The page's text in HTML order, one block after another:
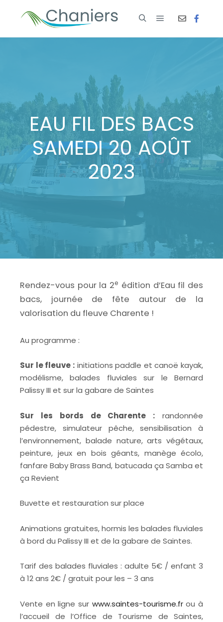
EAU FIL DES BACS
SAMEDI 20 AOÛT
2023
Rendez-vous pour la 2e édition d’Eau fil des
bacs, journée de fête autour de la
valorisation du fleuve Charente !
Au programme :
Sur le fleuve :initiations paddle et canoë kayak,
modélisme, balades fluviales sur le Bernard
Palissy III et sur la gabare de Saintes
Sur les bords de Charente : randonnée
pédestre, simulateur pêche, sensibilisation à
l’environnement, balade nature, arts végétaux,
peinture, jeux en bois géants, manège écolo,
fanfare Baby Brass Band, batucada ça Samba et
ça Revient
Buvette et restauration sur place
Animations gratuites, hormis les balades fluviales
à bord du Palissy III et de la gabare de Saintes.
Tarif des balades fluviales : adulte 5€ / enfant 3
à 12 ans 2€ / gratuit pour les – 3 ans
Vente en ligne sur www.saintes-tourisme.frou à
l’accueil de l’Office de Tourisme de Saintes,